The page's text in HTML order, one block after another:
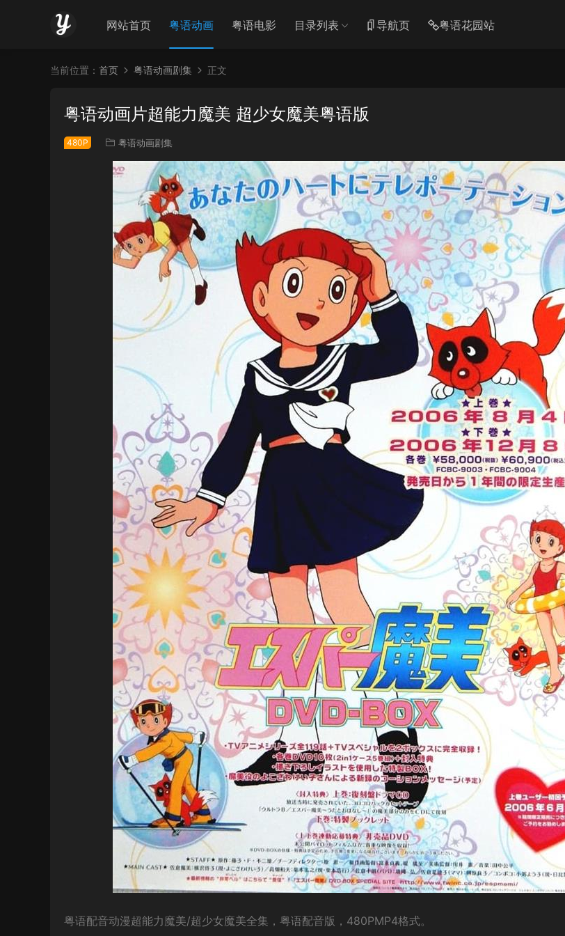
网站首页 粤语动画 粤语电影 目录列表 导航页 粤语花园站
当前位置： 首页 粤语动画剧集 正文
粤语动画片超能力魔美 超少女魔美粤语版
480P 粤语动画剧集
粤语配音动漫超能力魔美/超少女魔美全集，粤语配音版，480PMP4格式。